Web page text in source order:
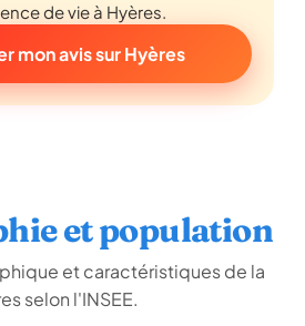
de vie à Hyères.
mon avis sur Hyères
et population
et caractéristiques de la
selon l'INSEE.